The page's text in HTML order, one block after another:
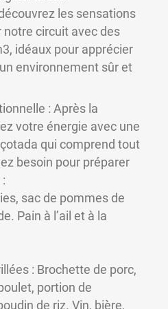
les sensations
notre circuit avec des
idéaux pour apprécier
environnement sûr et
: Après la
votre énergie avec une
qui comprend tout
besoin pour préparer
sac de pommes de
Pain à l’ail et à la
: Brochette de porc,
portion de
de riz. Vin, bière,